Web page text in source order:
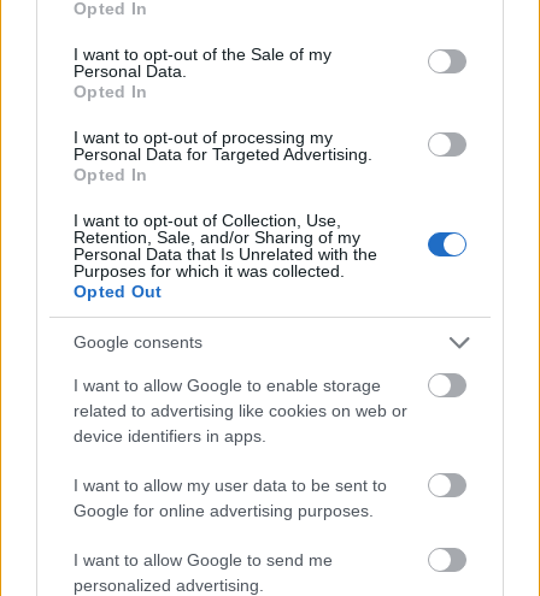
use your data for below specified purposes in below Google
consent section.
Opted In
I want to opt-out of the Sale of my
Personal Data.
Opted In
I want to opt-out of processing my
Personal Data for Targeted Advertising.
Opted In
I want to opt-out of Collection, Use,
Retention, Sale, and/or Sharing of my
Personal Data that Is Unrelated with the
Purposes for which it was collected.
Opted Out
Google consents
I want to allow Google to enable storage
related to advertising like cookies on web or
device identifiers in apps.
I want to allow my user data to be sent to
Google for online advertising purposes.
I want to allow Google to send me
personalized advertising.
“Regenerarea spațiului urban
zona “Orășelul copiilor” din
Municipiul Slobozia”
Radio Sud
ANUNȚ DE PRESĂ Slobozia, Decembrie 2024
“Regenerarea spațiului urban zona “Orășelul
copiilor” din Municipiul Slobozia”, cod SMIS
129160 U.A.T. Municipiul Slobozia anunță
finalizarea activităților proprii în cadrul
proiectului “ Regenerarea spațiului urban zona
“Orășelul copiilor” din Municipiul Slobozia ”,
finanţat prin Programul Operaţional Regional
2014-2020, Axa prioritară 4 – „Sprijinirea
dezvoltării urbane durabile”, Obiectiv specific […]